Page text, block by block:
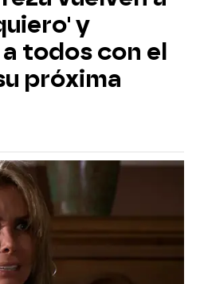
y
todos con el
próxima